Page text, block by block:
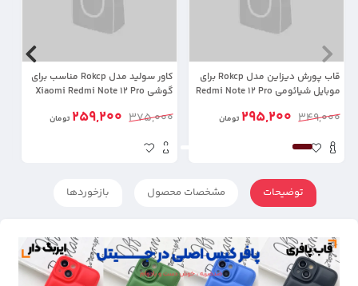
قاب پورش دیزاین مدل Rokcp برای
موبایل شیائومی Redmi Note 12 Pro
349,000
295,200 تومان
کاور سولید مدل Rokcp مناسب برای
گوشی Xiaomi Redmi Note 12 Pro
375,000
259,200 تومان
توضیحات مشخصات محصول بازخوردها